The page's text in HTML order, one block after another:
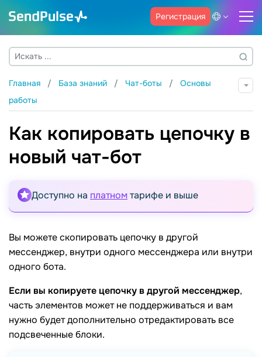
Регистрация
Главная База знаний Чат-боты
Основы
работы
Как копировать цепочку в
новый чат-бот
Доступно на платном тарифе и выше
Вы можете скопировать цепочку в другой
мессенджер, внутри одного мессенджера или внутри
одного бота.
Если вы копируете цепочку в другой мессенджер,
часть элементов может не поддерживаться и вам
нужно будет дополнительно отредактировать все
подсвеченные блоки.